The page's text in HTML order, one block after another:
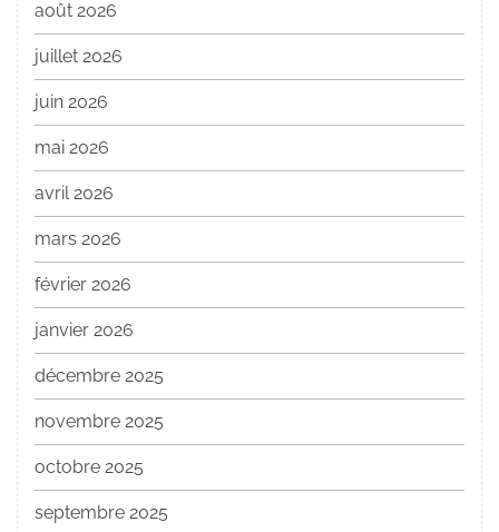
août 2026
juillet 2026
juin 2026
mai 2026
avril 2026
mars 2026
février 2026
janvier 2026
décembre 2025
novembre 2025
octobre 2025
septembre 2025